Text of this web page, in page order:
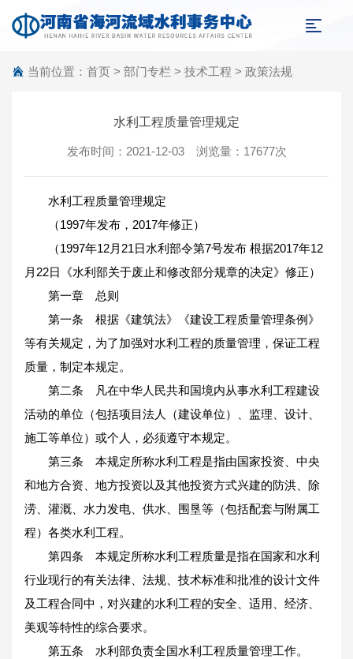
当前位置： 首页 > 部门专栏 > 技术工程 > 政策法规
水利工程质量管理规定
发布时间：2021-12-03 浏览量：17677次
水利工程质量管理规定
（1997年发布，2017年修正）
（1997年12月21日水利部令第7号发布 根据2017年12
月22日《水利部关于废止和修改部分规章的决定》修正）
第一章 总则
第一条 根据《建筑法》《建设工程质量管理条例》
等有关规定，为了加强对水利工程的质量管理，保证工程
质量，制定本规定。
第二条 凡在中华人民共和国境内从事水利工程建设
活动的单位（包括项目法人（建设单位）、监理、设计、
施工等单位）或个人，必须遵守本规定。
第三条 本规定所称水利工程是指由国家投资、中央
和地方合资、地方投资以及其他投资方式兴建的防洪、除
涝、灌溉、水力发电、供水、围垦等（包括配套与附属工
程）各类水利工程。
第四条 本规定所称水利工程质量是指在国家和水利
行业现行的有关法律、法规、技术标准和批准的设计文件
及工程合同中，对兴建的水利工程的安全、适用、经济、
美观等特性的综合要求。
第五条 水利部负责全国水利工程质量管理工作。